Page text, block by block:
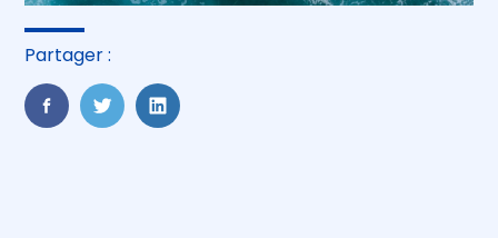
Partager :
FaceBook
TwitterLinkedIn